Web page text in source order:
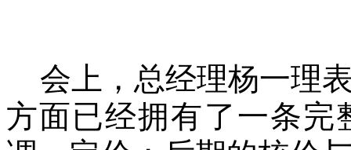
会上，总经理杨一理
方面已经拥有了一条